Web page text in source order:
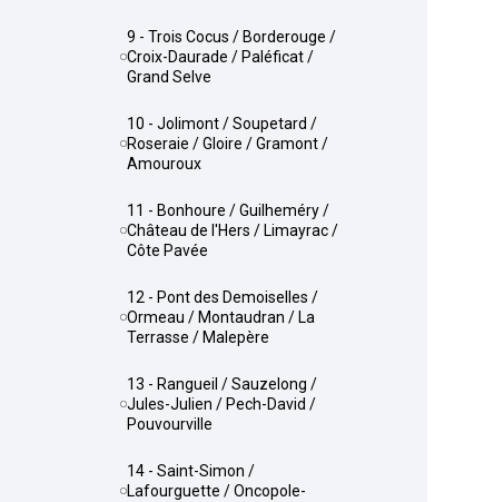
9 - Trois Cocus / Borderouge /
Croix-Daurade / Paléficat /
Grand Selve
10 - Jolimont / Soupetard /
Roseraie / Gloire / Gramont /
Amouroux
11 - Bonhoure / Guilheméry /
Château de l'Hers / Limayrac /
Côte Pavée
12 - Pont des Demoiselles /
Ormeau / Montaudran / La
Terrasse / Malepère
13 - Rangueil / Sauzelong /
Jules-Julien / Pech-David /
Pouvourville
14 - Saint-Simon /
Lafourguette / Oncopole-